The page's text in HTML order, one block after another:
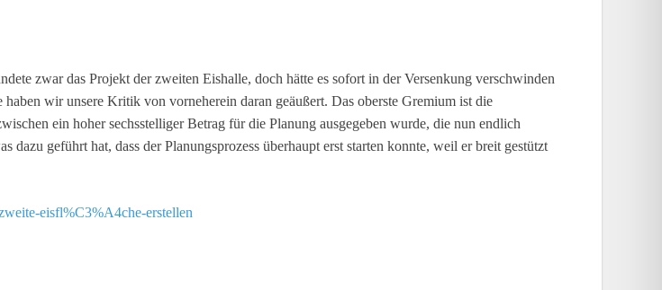
zwar das Projekt der zweiten Eishalle, doch hätte es sofort in der Versenkung verschwinden
wir unsere Kritik von vorneherein daran geäußert. Das oberste Gremium ist die
ein hoher sechsstelliger Betrag für die Planung ausgegeben wurde, die nun endlich
dazu geführt hat, dass der Planungsprozess überhaupt erst starten konnte, weil er breit gestützt
eisfl%C3%A4che-erstellen